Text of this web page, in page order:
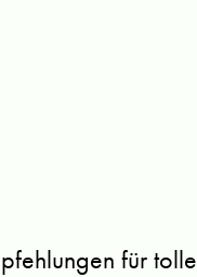
für tolle